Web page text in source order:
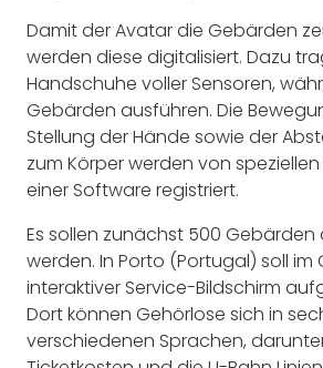
Damit der Avatar die Gebärden
werden diese digitalisiert. Dazu
Handschuhe voller Sensoren,
Gebärden ausführen. Die
Stellung der Hände sowie der
zum Körper werden von
einer Software registriert.
Es sollen zunächst 500 Gebärden
werden. In Porto (Portugal) soll im
interaktiver Service-Bildschirm
Dort können Gehörlose sich in
verschiedenen Sprachen,